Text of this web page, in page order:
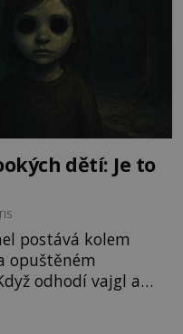
dětí: Je to
postává kolem
opuštěném
odhodí vajgl a
k němu dva
okolo 14 let.